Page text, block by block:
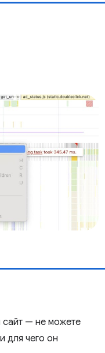
сайт — не можете
для чего он